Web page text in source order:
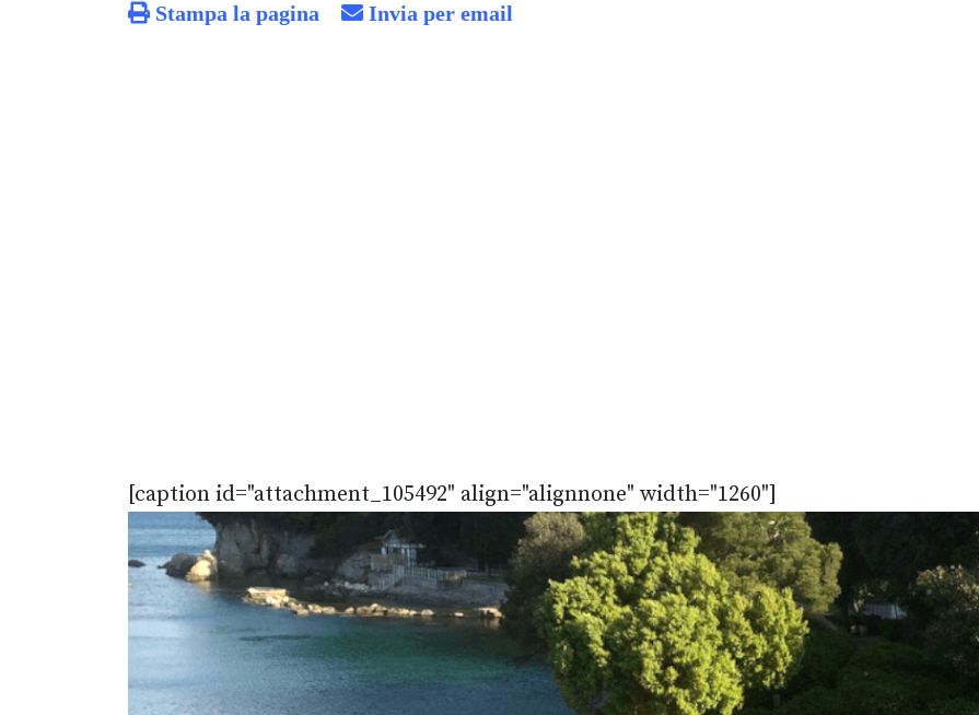
Stampa la pagina Invia per email
[caption id="attachment_105492" align="alignnone" width="1260"]